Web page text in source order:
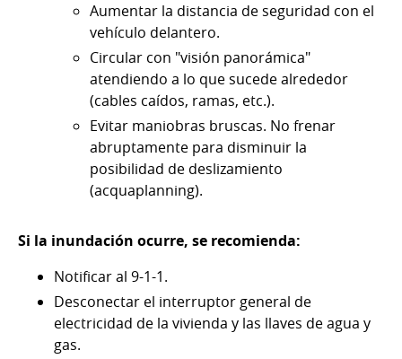
Aumentar la distancia de seguridad con el
vehículo delantero.
Circular con "visión panorámica"
atendiendo a lo que sucede alrededor
(cables caídos, ramas, etc.).
Evitar maniobras bruscas. No frenar
abruptamente para disminuir la
posibilidad de deslizamiento
(acquaplanning).
Si la inundación ocurre, se recomienda:
Notificar al 9-1-1.
Desconectar el interruptor general de
electricidad de la vivienda y las llaves de agua y
gas.